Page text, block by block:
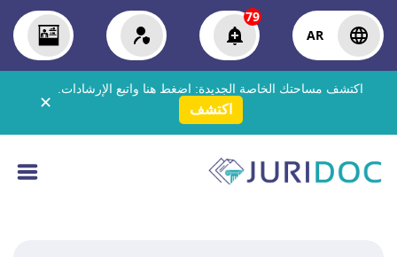
AR
79
اكتشف مساحتك الخاصة الجديدة: اضغط هنا واتبع الإرشادات.
اكتشف ✕